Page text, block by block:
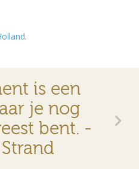
.
is een
je nog
bent. -